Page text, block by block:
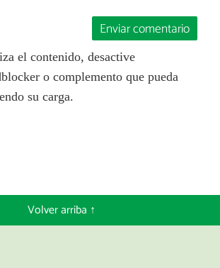
Enviar comentario
el contenido, desactive
o complemento que pueda
su carga.
Volver arriba ↑